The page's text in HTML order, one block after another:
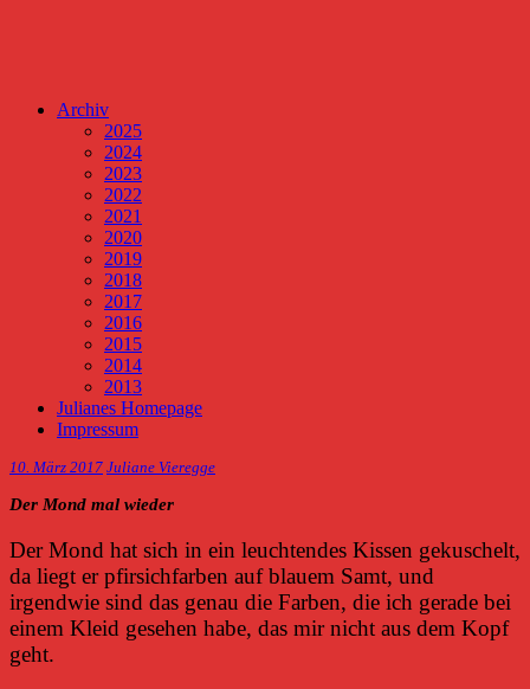
Archiv
2025
2024
2023
2022
2021
2020
2019
2018
2017
2016
2015
2014
2013
Julianes Homepage
Impressum
10. März 2017 Juliane Vieregge
Der Mond mal wieder
Der Mond hat sich in ein leuchtendes Kissen gekuschelt,
da liegt er pfirsichfarben auf blauem Samt, und
irgendwie sind das genau die Farben, die ich gerade bei
einem Kleid gesehen habe, das mir nicht aus dem Kopf
geht.